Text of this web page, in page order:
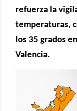
refuerza la
temperaturas,
los 35 grados
Valencia.